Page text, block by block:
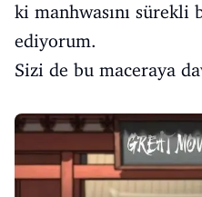
ki manhwasını sürekli
ediyorum.
Sizi de bu maceraya